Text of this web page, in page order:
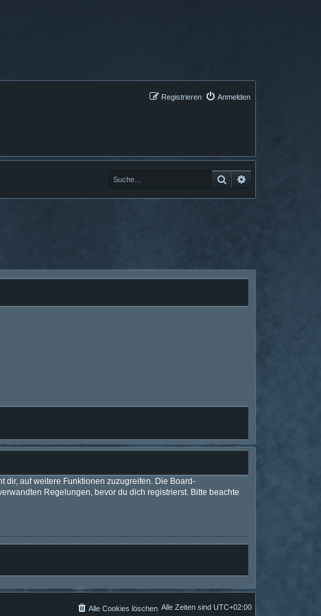
Anmelden
Registrieren
Suche
dir, auf weitere Funktionen zuzugreifen. Die Board-
Regelungen, bevor du dich registrierst. Bitte beachte
Alle Zeiten sind UTC+02:00
Alle Cookies löschen